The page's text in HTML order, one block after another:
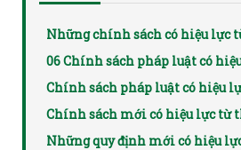
Những chính sách có hiệu lực
06 Chính sách pháp luật có
Chính sách pháp luật có hiệu
Chính sách mới có hiệu lực từ
Những quy định mới có hiệu